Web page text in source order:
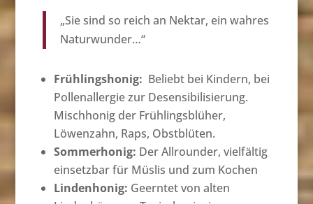
„Sie sind so reich an Nektar, ein wahres
Naturwunder…“
Frühlingshonig: Beliebt bei Kindern, bei
Pollenallergie zur Desensibilisierung.
Mischhonig der Frühlingsblüher,
Löwenzahn, Raps, Obstblüten.
Sommerhonig: Der Allrounder, vielfältig
einsetzbar für Müslis und zum Kochen
Lindenhonig: Geerntet von alten